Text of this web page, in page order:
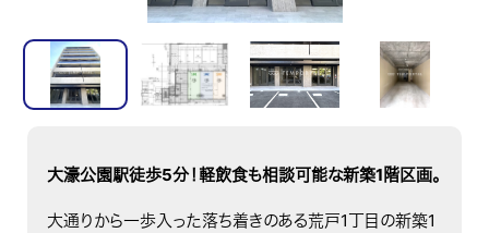
大濠公園駅徒歩5分！軽飲食も相談可能な新築1階区画。
大通りから一歩入った落ち着きのある荒戸1丁目の新築1